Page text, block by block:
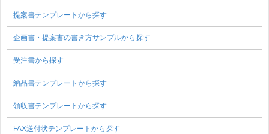
提案書テンプレートから探す
企画書・提案書の書き方サンプルから探す
受注書から探す
納品書テンプレートから探す
領収書テンプレートから探す
FAX送付状テンプレートから探す